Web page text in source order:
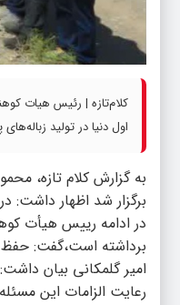
اول دنیا در تولید
برگزار شد اظهار
در ادامه رییس هیأت
برداشته است،گفت:
امیر گلمکانی بیان
رعایت الزامات این